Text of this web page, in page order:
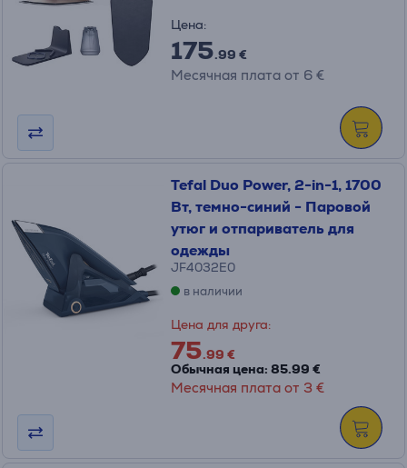
Цена:
175.99 €
Месячная плата от 6 €
Tefal Duo Power, 2-in-1, 1700
Вт, темно-синий - Паровой
утюг и отпариватель для
одежды
JF4032E0
в наличии
Цена для друга:
75.99 €
Обычная цена: 85.99 €
Месячная плата от 3 €